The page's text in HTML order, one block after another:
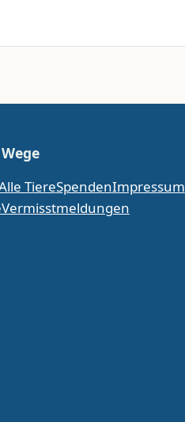
TiereSpendenImpressum
Vermisstmeldungen